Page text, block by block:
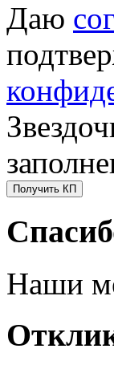
Даю
Получить КП
Наши